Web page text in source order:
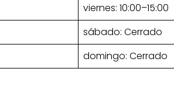
viernes: 10:00–15:00
sábado: Cerrado
domingo: Cerrado